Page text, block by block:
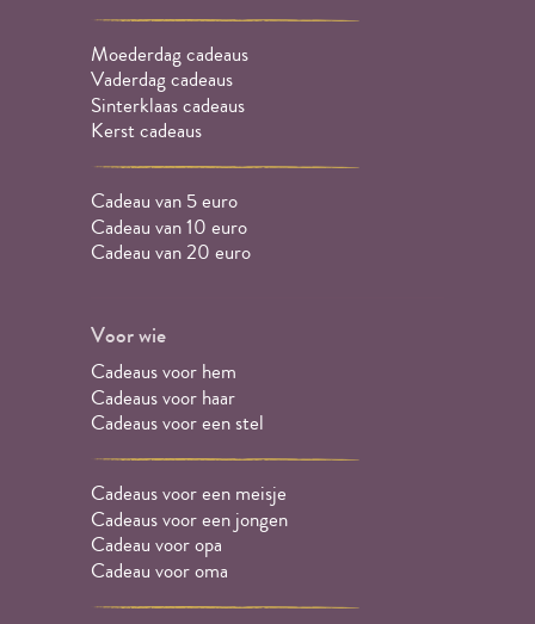
Moederdag cadeaus
Vaderdag cadeaus
Sinterklaas cadeaus
Kerst cadeaus
Cadeau van 5 euro
Cadeau van 10 euro
Cadeau van 20 euro
Voor wie
Cadeaus voor hem
Cadeaus voor haar
Cadeaus voor een stel
Cadeaus voor een meisje
Cadeaus voor een jongen
Cadeau voor opa
Cadeau voor oma